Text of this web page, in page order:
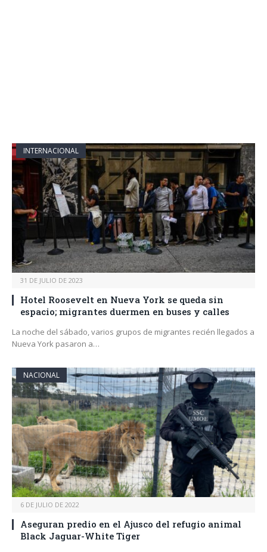
INTERNACIONAL
31 DE JULIO DE 2023
Hotel Roosevelt en Nueva York se queda sin
espacio; migrantes duermen en buses y calles
La noche del sábado, varios grupos de migrantes recién llegados a
Nueva York pasaron a…
NACIONAL
6 DE JULIO DE 2022
Aseguran predio en el Ajusco del refugio animal
Black Jaguar-White Tiger